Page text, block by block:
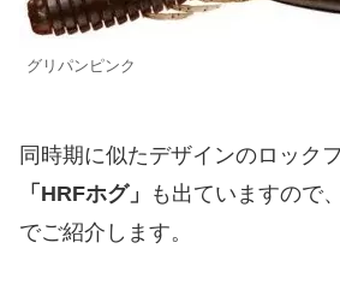
グリパンピンク
同時期に似たデザインのロック
「HRFホグ」
も出ていますので
でご紹介します。